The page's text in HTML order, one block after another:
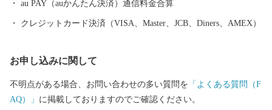
たほど、蕎麦となじみが深い地域。 そして、現在も隠れた蕎麦の
名店がたくさんあり、県内外から生粋の蕎麦好きが訪れます。
au PAY（auかんたん決済）通信料金合算
クレジットカード決済（VISA、Master、JCB、Diners、AMEX）
お申し込みに関して
不明点がある場合、お問い合わせの多い質問を 「よくある質問（F
AQ）」 に掲載しておりますのでご確認ください。